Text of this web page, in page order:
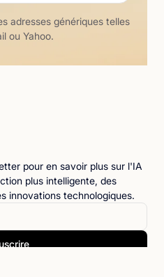
adresses génériques telles
ou Yahoo.
pour en savoir plus sur l'IA
plus intelligente, des
innovations technologiques.